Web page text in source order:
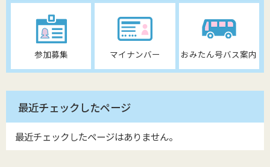
参加募集 マイナンバー おみたん号バス案内
最近チェックしたページ
最近チェックしたページはありません。